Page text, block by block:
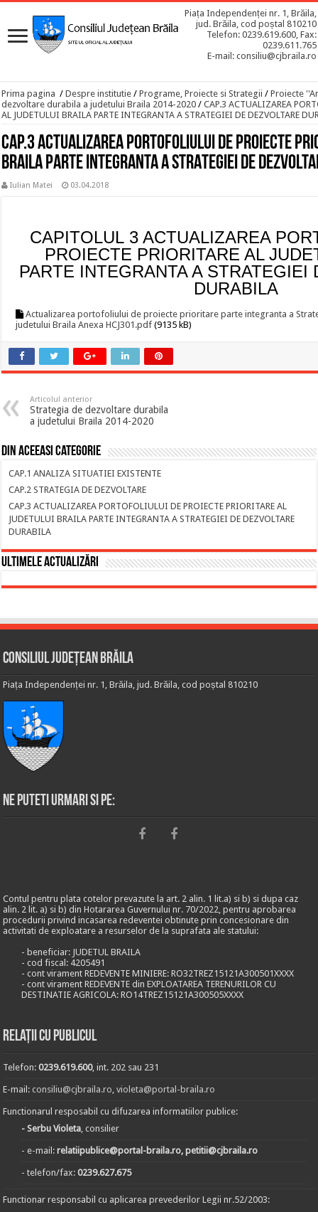
Piața Independenței nr. 1, Brăila,
jud. Brăila, cod poștal 810210
Telefon: 0239.619.600, Fax:
0239.611.765
E-mail: consiliu@cjbraila.ro
Prima pagina / Despre institutie / Programe, Proiecte si Strategii / Proiecte
dezvoltare durabila a judetului Braila 2014-2020 / CAP.3 ACTUALIZAREA
AL JUDETULUI BRAILA PARTE INTEGRANTA A STRATEGIEI DE DEZVOLTARE
CAP.3 ACTUALIZAREA PORTOFOLIULUI DE PROIECTE
BRAILA PARTE INTEGRANTA A STRATEGIEI DE
Iulian Matei 03.04.2018
CAPITOLUL 3 ACTUALIZAREA
PROIECTE PRIORITARE AL
PARTE INTEGRANTA A STRATEGIEI
DURABILA
Actualizarea portofoliului de proiecte prioritare parte integranta a
judetului Braila Anexa HCJ301.pdf (9135 kB)
Articolul anterior
Strategia de dezvoltare durabila
a judetului Braila 2014-2020
Din aceeasi categorie
CAP.1 ANALIZA SITUATIEI EXISTENTE
CAP.2 STRATEGIA DE DEZVOLTARE
CAP.3 ACTUALIZAREA PORTOFOLIULUI DE PROIECTE PRIORITARE AL
JUDETULUI BRAILA PARTE INTEGRANTA A STRATEGIEI DE DEZVOLTARE
DURABILA
Ultimele actualizări
Consiliul Județean Brăila
Piața Independenței nr. 1, Brăila, jud. Brăila, cod poștal 810210
Ne puteti urmari si pe:
Contul pentru plata cotelor prevazute la art. 2 alin. 1 lit.a) si b) si dupa caz
alin. 2 lit. a) si b) din Hotararea Guvernului nr. 70/2022, pentru aprobarea
procedurii privind incasarea redeventei obtinute prin concesionare din
activitati de exploatare a resurselor de la suprafata ale statului:
- beneficiar: JUDETUL BRAILA
- cod fiscal: 4205491
- cont virament REDEVENTE MINIERE: RO32TREZ15121A300501XXXX
- cont virament REDEVENTE din EXPLOATAREA TERENURILOR CU
DESTINATIE AGRICOLA: RO14TREZ15121A300505XXXX
Relații cu publicul
Telefon:0239.619.600, int. 202 sau 231
E-mail:consiliu@cjbraila.ro,violeta@portal-braila.ro
Functionarul resposabil cu difuzarea informatiilor publice:
- Serbu Violeta, consilier
- e-mail:relatiipublice@portal-braila.ro, petitii@cjbraila.ro
- telefon/fax:0239.627.675
Functionar responsabil cu aplicarea prevederilor Legii nr.52/2003: